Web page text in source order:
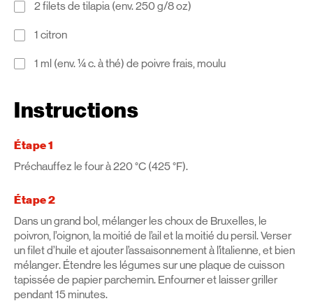
2 filets de tilapia (env. 250 g/8 oz)
1 citron
1 ml (env. ¼ c. à thé) de poivre frais, moulu
Instructions
Étape 1
Préchauffez le four à 220 °C (425 °F).
Étape 2
Dans un grand bol, mélanger les choux de Bruxelles, le
poivron, l’oignon, la moitié de l’ail et la moitié du persil. Verser
un filet d’huile et ajouter l’assaisonnement à l’italienne, et bien
mélanger. Étendre les légumes sur une plaque de cuisson
tapissée de papier parchemin. Enfourner et laisser griller
pendant 15 minutes.